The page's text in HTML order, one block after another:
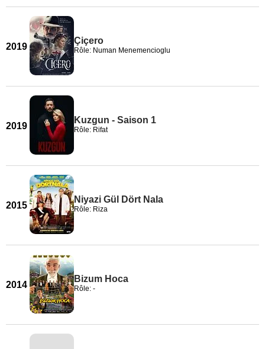
2019
Çiçero
Rôle: Numan Menemencioglu
2019
Kuzgun - Saison 1
Rôle: Rifat
2015
Niyazi Gül Dört Nala
Rôle: Riza
2014
Bizum Hoca
Rôle: -